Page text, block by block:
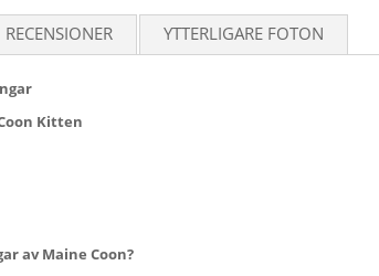
RECENSIONER YTTERLIGARE FOTON
Kitten
av Maine Coon?